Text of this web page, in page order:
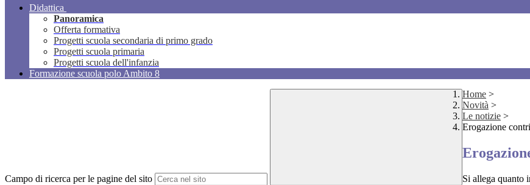
Didattica
Panoramica
Offerta formativa
Progetti scuola secondaria di primo grado
Progetti scuola primaria
Progetti scuola dell'infanzia
Formazione scuola polo Ambito 8
Campo di ricerca per le pagine del sito
Home >
Novità >
Le notizie >
Erogazione
Si allega quanto